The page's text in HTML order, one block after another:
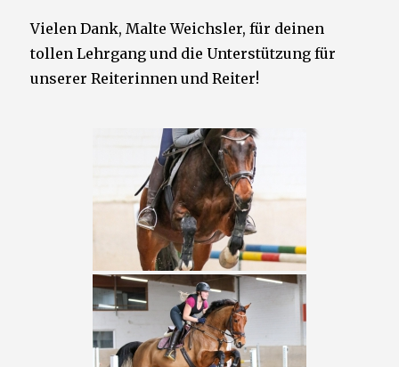
Vielen Dank, Malte Weichsler, für deinen
tollen Lehrgang und die Unterstützung für
unserer Reiterinnen und Reiter!